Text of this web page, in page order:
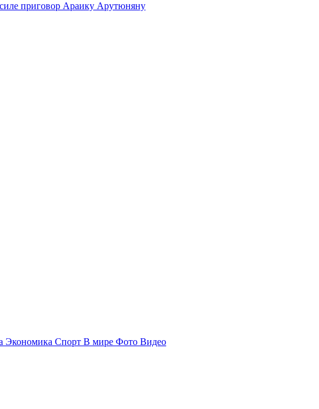
приговор Араику Арутюняну
Экономика Спорт В мире Фото Видео